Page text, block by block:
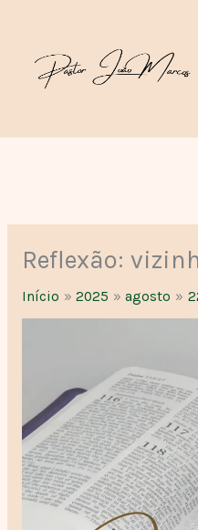
conteúdo
Reflexão:
Início 2025 agosto